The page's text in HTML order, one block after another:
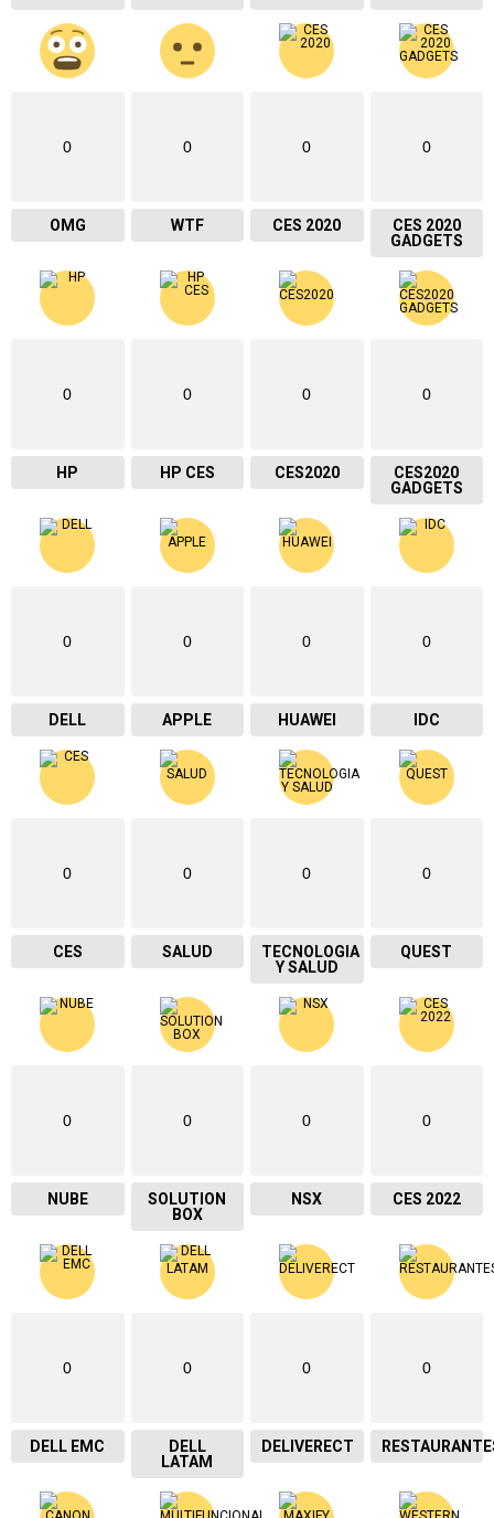
0
OMG
0
WTF
0
CES 2020
0
CES 2020
GADGETS
0
HP
0
HP CES
0
CES2020
0
CES2020
GADGETS
0
DELL
0
APPLE
0
HUAWEI
0
IDC
0
CES
0
SALUD
0
TECNOLOGIA
Y SALUD
0
QUEST
0
NUBE
0
SOLUTION
BOX
0
NSX
0
CES 2022
0
DELL EMC
0
DELL
LATAM
0
DELIVERECT
0